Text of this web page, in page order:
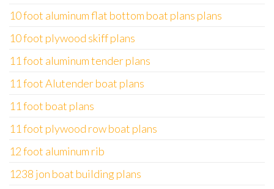
10 foot aluminum flat bottom boat plans plans
10 foot plywood skiff plans
11 foot aluminum tender plans
11 foot Alutender boat plans
11 foot boat plans
11 foot plywood row boat plans
12 foot aluminum rib
1238 jon boat building plans